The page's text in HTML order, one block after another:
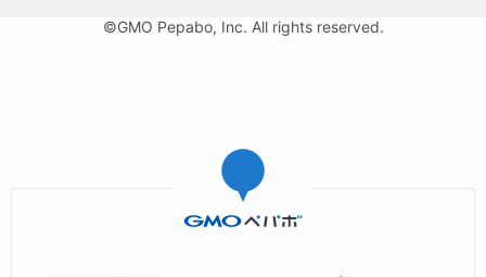
©GMO Pepabo, Inc. All rights reserved.